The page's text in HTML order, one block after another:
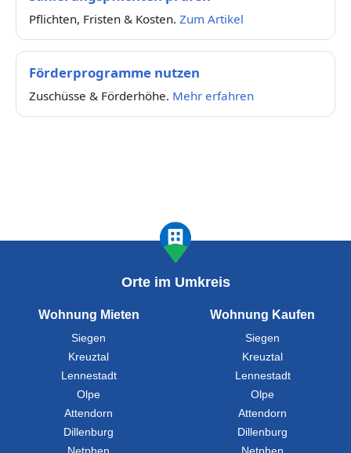
Pflichten, Fristen & Kosten. Zum Artikel
Förderprogramme nutzen
Zuschüsse & Förderhöhe. Mehr erfahren
Orte im Umkreis
Wohnung Mieten
Siegen
Kreuztal
Lennestadt
Olpe
Attendorn
Dillenburg
Wohnung Kaufen
Siegen
Kreuztal
Lennestadt
Olpe
Attendorn
Dillenburg